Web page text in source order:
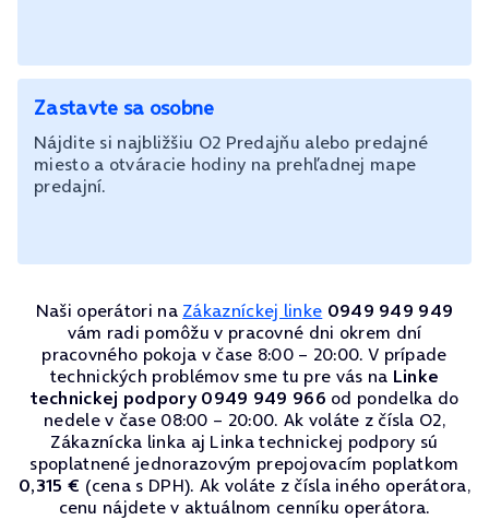
Zastavte sa osobne
Nájdite si najbližšiu O2 Predajňu alebo predajné
miesto a otváracie hodiny na prehľadnej mape
predajní.
Naši operátori na Zákazníckej linke 0949 949 949
vám radi pomôžu v pracovné dni okrem dní
pracovného pokoja v čase 8:00 – 20:00. V prípade
technických problémov sme tu pre vás na Linke
technickej podpory 0949 949 966 od pondelka do
nedele v čase 08:00 – 20:00. Ak voláte z čísla O2,
Zákaznícka linka aj Linka technickej podpory sú
spoplatnené jednorazovým prepojovacím poplatkom
0,315 € (cena s DPH). Ak voláte z čísla iného operátora,
cenu nájdete v aktuálnom cenníku operátora.